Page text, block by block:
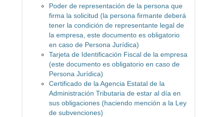
Poder de representación de la persona que
firma la solicitud (la persona firmante deberá
tener la condición de representante legal de
la empresa, este documento es obligatorio
en caso de Persona Jurídica)
Tarjeta de Identificación Fiscal de la empresa
(este documento es obligatorio en caso de
Persona Jurídica)
Certificado de la Agencia Estatal de la
Administración Tributaria de estar al día en
sus obligaciones (haciendo mención a la Ley
de subvenciones)